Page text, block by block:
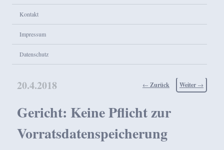
Kontakt
Impressum
Datenschutz
Beitragsnavigation
← Zurück Weiter →
Gericht: Keine Pflicht zur
Vorratsdatenspeicherung
20.4.2018